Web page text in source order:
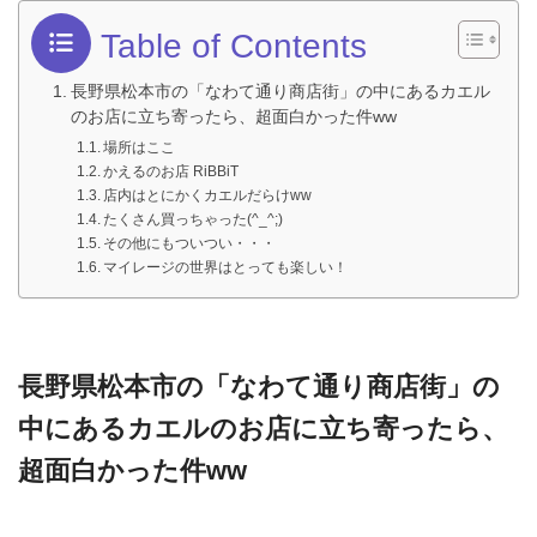
Table of Contents
長野県松本市の「なわて通り商店街」の中にあるカエル
のお店に立ち寄ったら、超面白かった件ww
場所はここ
かえるのお店 RiBBiT
店内はとにかくカエルだらけww
たくさん買っちゃった(^_^;)
その他にもついつい・・・
マイレージの世界はとっても楽しい！
長野県松本市の「なわて通り商店街」の
中にあるカエルのお店に立ち寄ったら、
超面白かった件ww